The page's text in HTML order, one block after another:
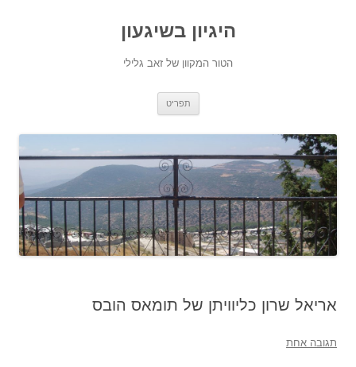
היגיון בשיגעון
הטור המקוון של זאב גלילי
תפריט
אריאל שרון כליוויתן של תומאס הובס
תגובה אחת